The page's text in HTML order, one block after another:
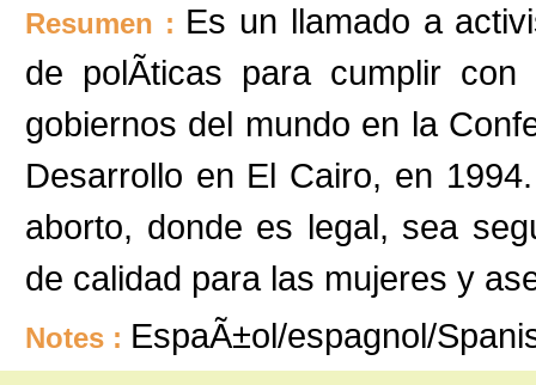
Resumen : Es un llamado a
de polÃ­ticas para cumplir
gobiernos del mundo en la
Desarrollo en El Cairo, en
aborto, donde es legal, sea
de calidad para las mujeres y
Notes : EspaÃ±ol/espagnol/